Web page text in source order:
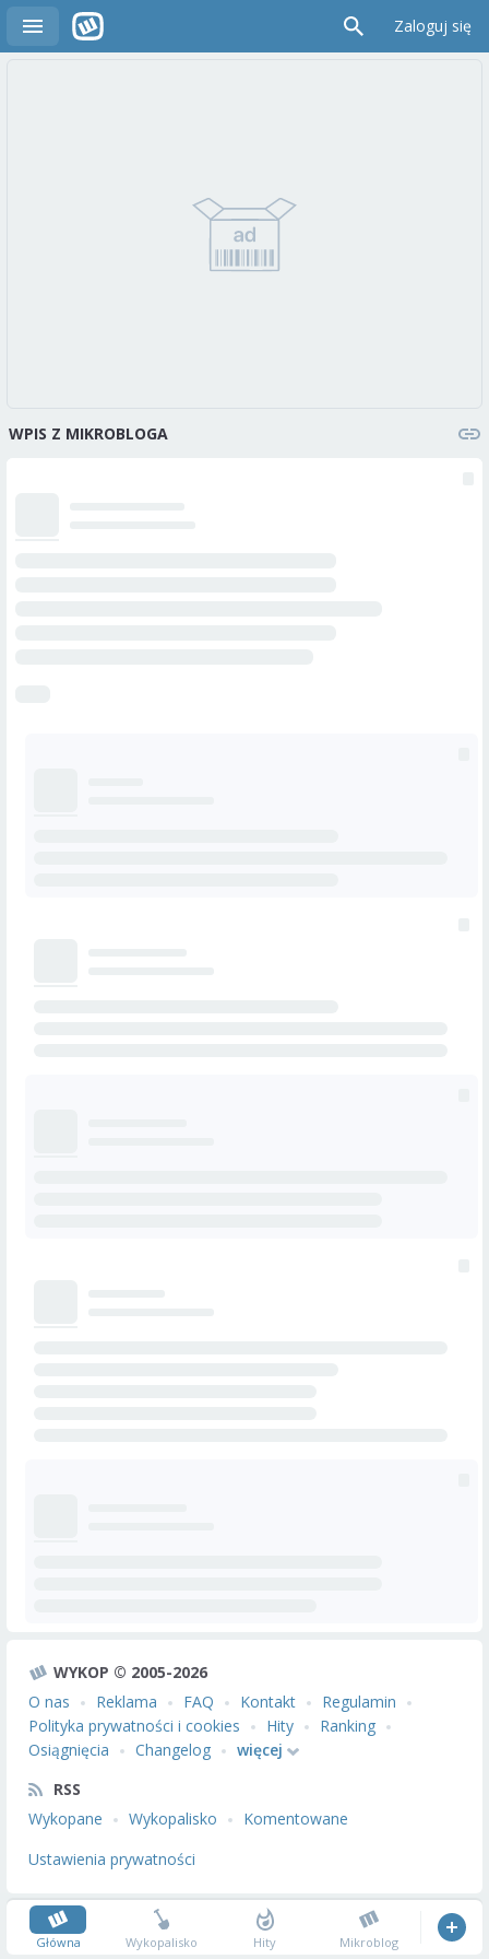
Zaloguj się
WPIS Z MIKROBLOGA
WYKOP © 2005-2026
O nas
Reklama FAQ Kontakt
Regulamin
Polityka prywatności i cookies
Hity
Ranking
Osiągnięcia
Changelog
więcej
RSS
Wykopane
Wykopalisko
Komentowane
Ustawienia prywatności
Główna Wykopalisko Hity Mikroblog